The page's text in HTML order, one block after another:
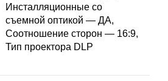
Инсталляционные со
съемной оптикой — ДА,
Соотношение сторон — 16:9,
Тип проектора DLP